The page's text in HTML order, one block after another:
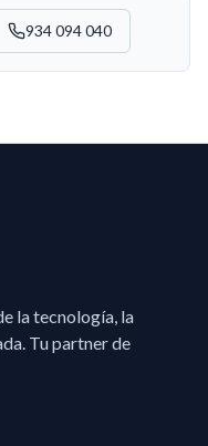
934 094 040
la tecnología, la
Tu partner de